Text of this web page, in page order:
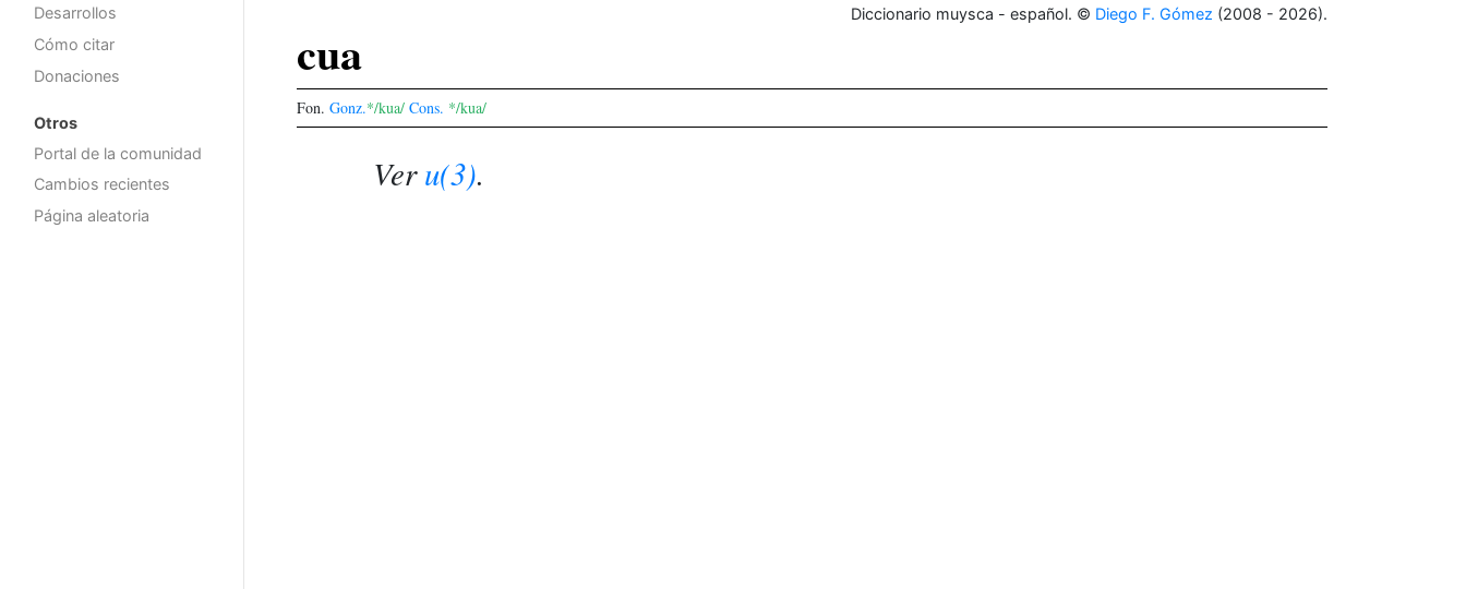
Desarrollos
Cómo citar
Donaciones
Otros
Portal de la comunidad
Cambios recientes
Página aleatoria
Diccionario muysca - español. © Diego F. Gómez (2008 - 2026).
cua
Fon. Gonz.*/kua/ Cons. */kua/
Veru(3).